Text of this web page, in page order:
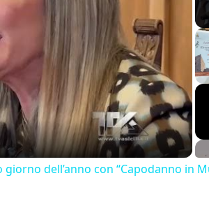
dell’anno con “Capodanno in